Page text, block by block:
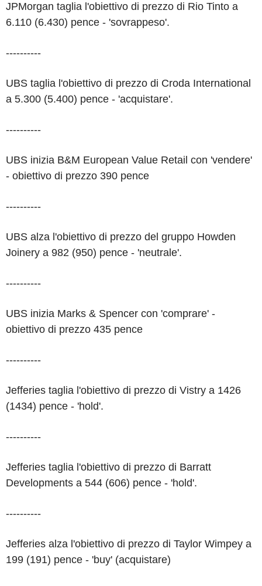
JPMorgan taglia l'obiettivo di prezzo di Rio Tinto a
6.110 (6.430) pence - 'sovrappeso'.
----------
UBS taglia l'obiettivo di prezzo di Croda International
a 5.300 (5.400) pence - 'acquistare'.
----------
UBS inizia B&M European Value Retail con 'vendere'
- obiettivo di prezzo 390 pence
----------
UBS alza l'obiettivo di prezzo del gruppo Howden
Joinery a 982 (950) pence - 'neutrale'.
----------
UBS inizia Marks & Spencer con 'comprare' -
obiettivo di prezzo 435 pence
----------
Jefferies taglia l'obiettivo di prezzo di Vistry a 1426
(1434) pence - 'hold'.
----------
Jefferies taglia l'obiettivo di prezzo di Barratt
Developments a 544 (606) pence - 'hold'.
----------
Jefferies alza l'obiettivo di prezzo di Taylor Wimpey a
199 (191) pence - 'buy' (acquistare)